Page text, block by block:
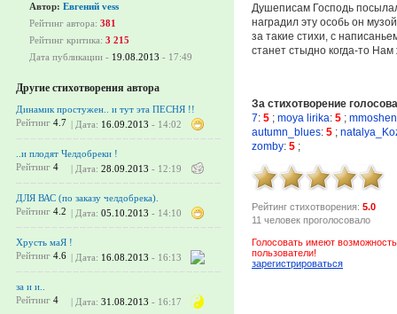
Автор: Евгений vess
Рейтинг автора: 381
Рейтинг критика: 3 215
Дата публикации - 19.08.2013 - 17:49
Другие стихотворения автора
Динамик простужен.. и тут эта ПЕСНЯ !!
Рейтинг 4.7 | Дата: 16.09.2013 - 14:02
..и плодят Челдобреки !
Рейтинг 4 | Дата: 28.09.2013 - 12:19
ДЛЯ ВАС (по заказу челдобрека).
Рейтинг 4.2 | Дата: 05.10.2013 - 14:10
Хрусть маЯ !
Рейтинг 4.6 | Дата: 16.08.2013 - 16:13
за и и..
Рейтинг 4 | Дата: 31.08.2013 - 16:17
Душеписам Господь
наградил эту особь он
за такие стихи, с
станет стыдно когда-то
За стихотворение
7: 5 ; moya lirika: 5 ;
autumn_blues: 5 ;
zomby: 5 ;
Рейтинг стихотворения: 5.0
11 человек проголосовало
Голосовать имеют
пользователи!
зарегистрироваться